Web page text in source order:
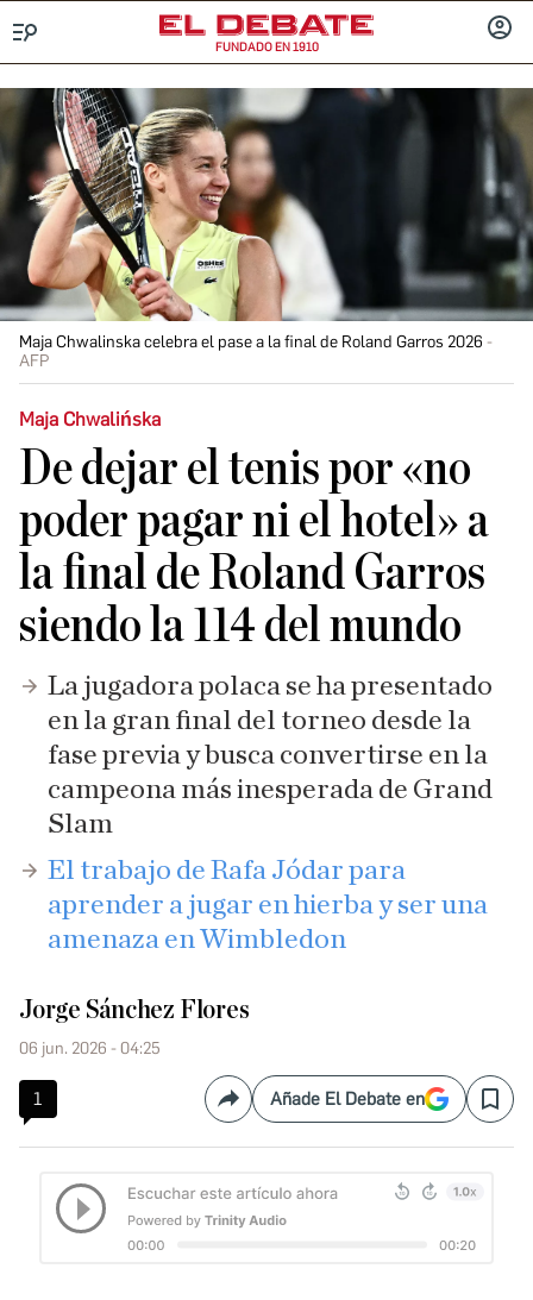
FUNDADO EN 1910
Maja Chwalinska celebra el pase a la final de Roland Garros 2026
AFP
Maja Chwalińska
De dejar el tenis por «no
poder pagar ni el hotel» a
la final de Roland Garros
siendo la 114 del mundo
La jugadora polaca se ha presentado
en la gran final del torneo desde la
fase previa y busca convertirse en la
campeona más inesperada de Grand
Slam
El trabajo de Rafa Jódar para
aprender a jugar en hierba y ser una
amenaza en Wimbledon
Jorge Sánchez Flores
06 jun. 2026 - 04:25
1 CompartirAñade El Debate en Save